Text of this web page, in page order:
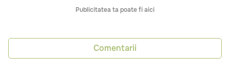
Publicitatea ta poate fi aici
Comentarii